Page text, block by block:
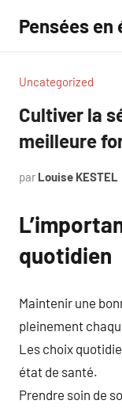
contenu
Pensées en
Uncategorized
Cultiver la
meilleure
par Louise KESTEL
quotidien
Maintenir une
pleinement
Les choix
état de santé.
Prendre soin de